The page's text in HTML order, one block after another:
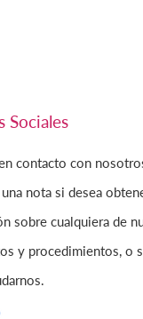
Sociales
en contacto con
nota si desea
sobre cualquiera de
y procedimientos, o